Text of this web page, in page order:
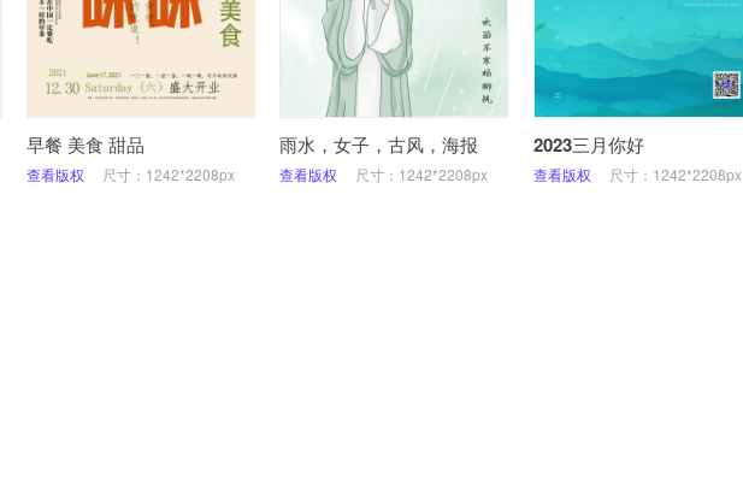
早餐 美食 甜品
查看版权 尺寸：1242*2208px
雨水，女子，古风，海报
查看版权 尺寸：1242*2208px
2023三月你好
查看版权 尺寸：1242*2208px